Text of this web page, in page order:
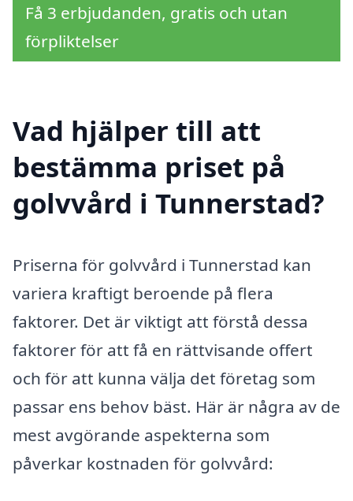
Få 3 erbjudanden, gratis och utan
förpliktelser
Vad hjälper till att
bestämma priset på
golvvård i Tunnerstad?
Priserna för golvvård i Tunnerstad kan
variera kraftigt beroende på flera
faktorer. Det är viktigt att förstå dessa
faktorer för att få en rättvisande offert
och för att kunna välja det företag som
passar ens behov bäst. Här är några av de
mest avgörande aspekterna som
påverkar kostnaden för golvvård: